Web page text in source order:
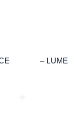
LUME SALT – BUBBLE GUM ICE –